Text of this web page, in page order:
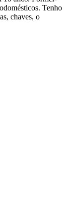
Tenho
chaves, o